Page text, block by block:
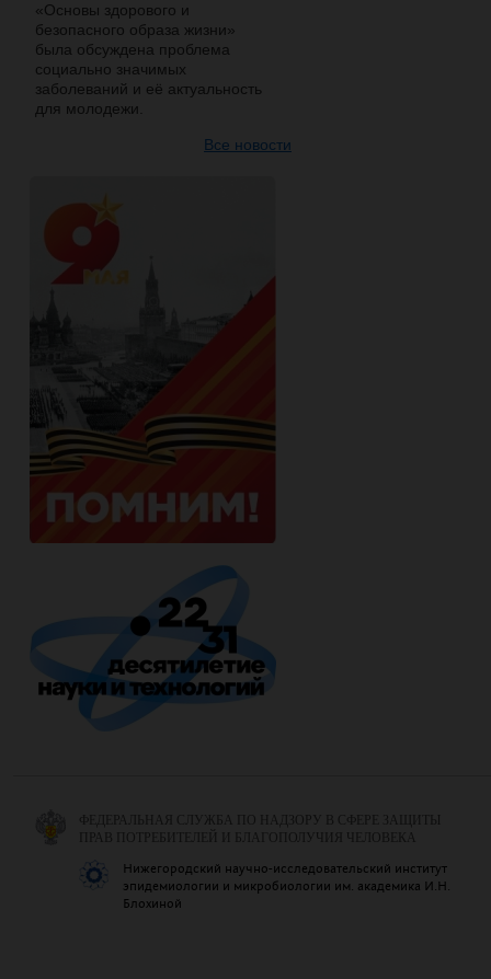
«Основы здорового и
безопасного образа жизни»
была обсуждена проблема
социально значимых
заболеваний и её актуальность
для молодежи.
Все новости
ФЕДЕРАЛЬНАЯ СЛУЖБА ПО НАДЗОРУ В СФЕРЕ ЗАЩИТЫ
ПРАВ ПОТРЕБИТЕЛЕЙ И БЛАГОПОЛУЧИЯ ЧЕЛОВЕКА
Нижегородский научно-исследовательский институт
эпидемиологии и микробиологии им. академика И.Н.
Блохиной